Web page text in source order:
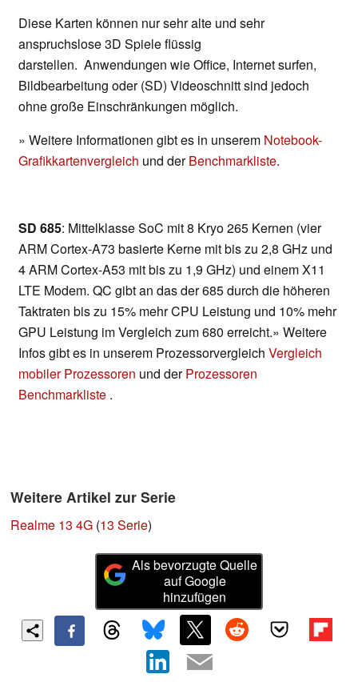
Diese Karten können nur sehr alte und sehr
anspruchslose 3D Spiele flüssig
darstellen. Anwendungen wie Office, Internet surfen,
Bildbearbeitung oder (SD) Videoschnitt sind jedoch
ohne große Einschränkungen möglich.
» Weitere Informationen gibt es in unserem Notebook-
Grafikkartenvergleich und derBenchmarkliste.
SD 685: Mittelklasse SoC mit 8 Kryo 265 Kernen (vier
ARM Cortex-A73 basierte Kerne mit bis zu 2,8 GHz und
4 ARM Cortex-A53 mit bis zu 1,9 GHz) und einem X11
LTE Modem. QC gibt an das der 685 durch die höheren
Taktraten bis zu 15% mehr CPU Leistung und 10% mehr
GPU Leistung im Vergleich zum 680 erreicht.» Weitere
Infos gibt es in unserem Prozessorvergleich Vergleich
mobiler Prozessoren und derProzessoren
Benchmarkliste .
Weitere Artikel zur Serie
Realme 13 4G (13 Serie)
Als bevorzugte Quelle
auf Google
hinzufügen